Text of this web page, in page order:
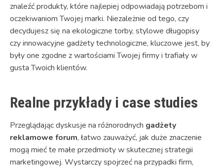
znaleźć produkty, które najlepiej odpowiadają potrzebom i
oczekiwaniom Twojej marki. Niezależnie od tego, czy
decydujesz się na ekologiczne torby, stylowe długopisy
czy innowacyjne gadżety technologiczne, kluczowe jest, by
były one zgodne z wartościami Twojej firmy i trafiały w
gusta Twoich klientów.
Realne przykłady i case studies
Przeglądając dyskusje na różnorodnych gadżety
reklamowe forum, łatwo zauważyć, jak duże znaczenie
mogą mieć te małe przedmioty w skutecznej strategii
marketingowej. Wystarczy spojrzeć na przypadki firm,